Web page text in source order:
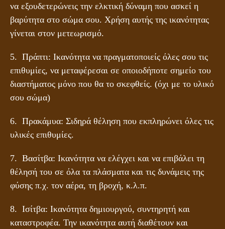
να εξουδετερώνεις την ελκτική δύναμη που ασκεί η
βαρύτητα στο σώμα σου. Χρήση αυτής της ικανότητας
γίνεται στον μετεωρισμό.
5. Πράπτι: Ικανότητα να πραγματοποιείς όλες σου τις
επιθυμίες, να μεταφέρεσαι σε οποιοδήποτε σημείο του
διαστήματος μόνο που θα το σκεφθείς. (όχι με το υλικό
σου σώμα)
6. Πρακάμυα: Σιδηρά θέληση που εκπληρώνει όλες τις
υλικές επιθυμίες.
7. Βασίτβα: Ικανότητα να ελέγχει και να επιβάλει τη
θέλησή του σε όλα τα πλάσματα και τις δυνάμεις της
φύσης π.χ. τον αέρα, τη βροχή, κ.λ.π.
8. Ισίτβα: Ικανότητα δημιουργού, συντηρητή και
καταστροφέα. Την ικανότητα αυτή διαθέτουν και